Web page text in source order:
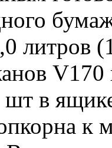
литров
V170
в